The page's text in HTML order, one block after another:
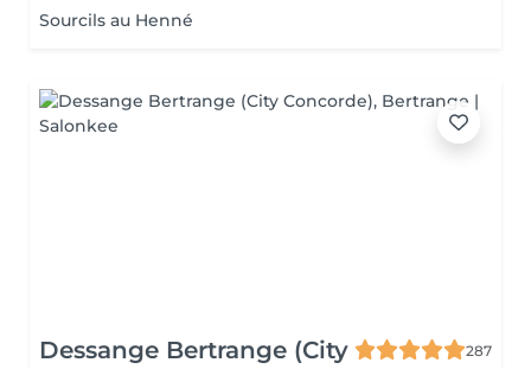
Sourcils au Henné
Dessange Bertrange (City
287